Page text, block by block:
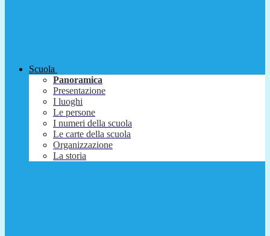
Scuola
Panoramica
Presentazione
I luoghi
Le persone
I numeri della scuola
Le carte della scuola
Organizzazione
La storia